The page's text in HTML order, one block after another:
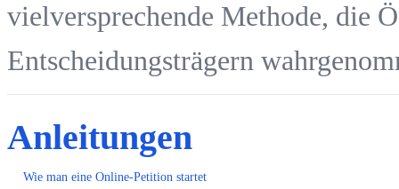
vielversprechende Methode, die
Entscheidungsträgern
Anleitungen
Wie man eine Online-Petition startet